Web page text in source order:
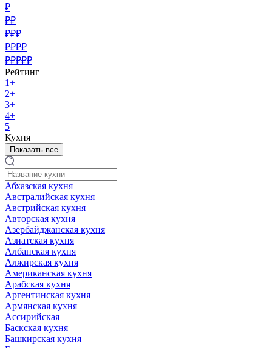
₽
₽₽
₽₽₽
₽₽₽₽
₽₽₽₽₽
Рейтинг
1+
2+
3+
4+
5
Кухня
Показать все
Абхазская кухня
Австралийская кухня
Австрийская кухня
Авторская кухня
Азербайджанская кухня
Азиатская кухня
Албанская кухня
Алжирская кухня
Американская кухня
Арабская кухня
Аргентинская кухня
Армянская кухня
Ассирийская
Баскская кухня
Башкирская кухня